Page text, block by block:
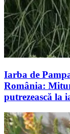
Iarba de
România:
putrezească la